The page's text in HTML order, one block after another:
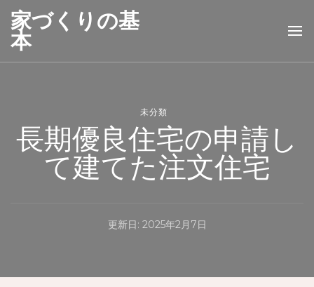
家づくりの基
本
未分類
長期優良住宅の申請し
て建てた注文住宅
更新日: 2025年2月7日